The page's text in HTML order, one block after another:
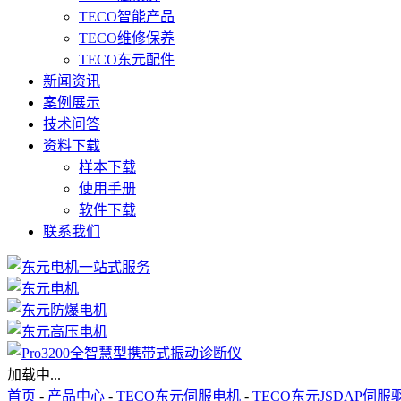
TECO智能产品
TECO维修保养
TECO东元配件
新闻资讯
案例展示
技术问答
资料下载
样本下载
使用手册
软件下载
联系我们
加载中...
首页 - 产品中心 - TECO东元伺服电机 - TECO东元JSDAP伺服